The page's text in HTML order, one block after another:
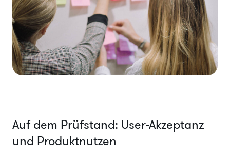
Auf dem Prüfstand: User-Akzeptanz
und Produktnutzen